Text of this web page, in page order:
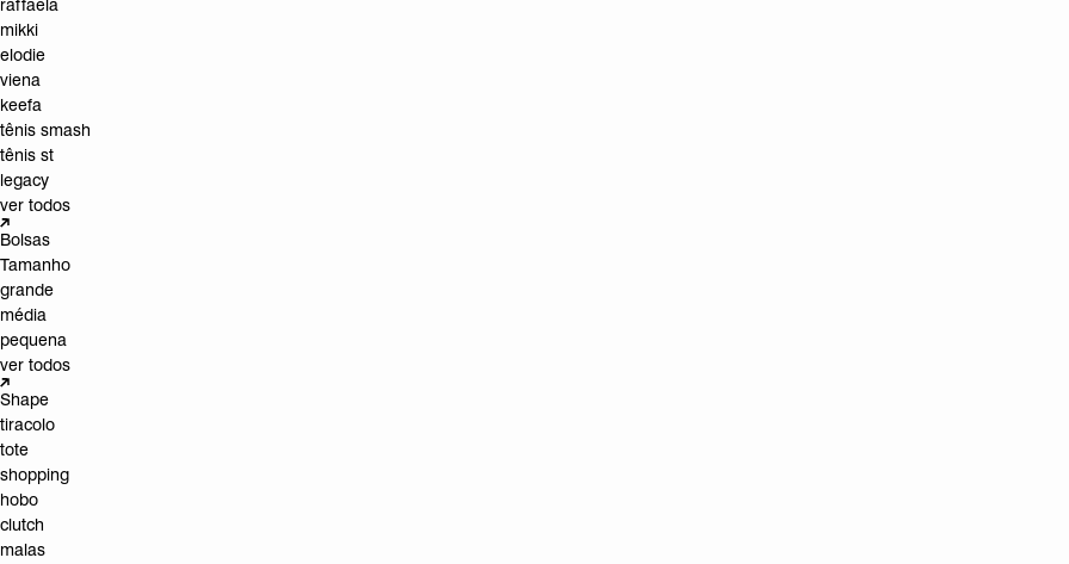
raffaela
mikki
elodie
viena
keefa
tênis smash
tênis st
legacy
ver todos
Bolsas
Tamanho
grande
média
pequena
ver todos
Shape
tiracolo
tote
shopping
hobo
clutch
malas